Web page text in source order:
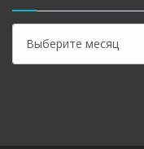
Архивы